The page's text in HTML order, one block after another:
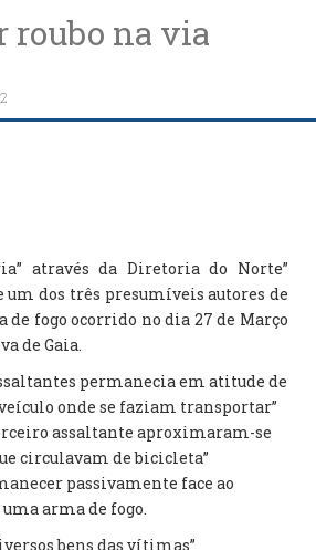
roubo na via
através da Diretoria do Norte”
um dos três presumíveis autores de
de fogo ocorrido no dia 27 de Março
de Gaia.
permanecia em atitude de
onde se faziam transportar”
assaltante aproximaram-se
circulavam de bicicleta”
passivamente face ao
arma de fogo.
bens das vítimas”